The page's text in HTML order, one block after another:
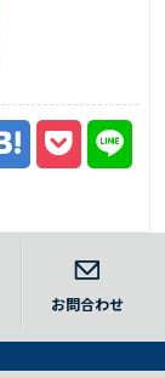
お問合わせ